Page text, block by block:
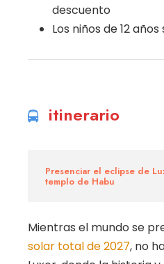
descuento
Los niños de 12
itinerario
Presenciar el eclipse de
templo de Habu
Mientras el mundo se
solar total de 2027, no